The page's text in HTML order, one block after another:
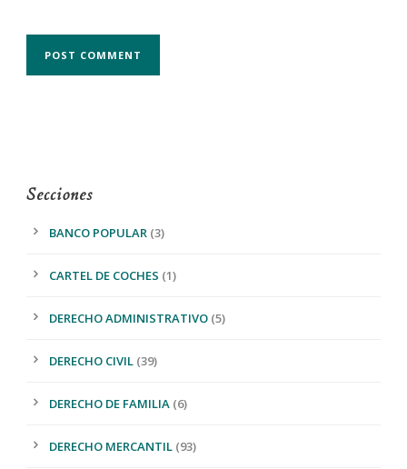
Secciones
BANCO POPULAR (3)
CARTEL DE COCHES (1)
DERECHO ADMINISTRATIVO (5)
DERECHO CIVIL (39)
DERECHO DE FAMILIA (6)
DERECHO MERCANTIL (93)